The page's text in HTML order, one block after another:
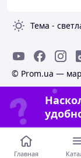
Тема -
© Prom.ua —
Главная